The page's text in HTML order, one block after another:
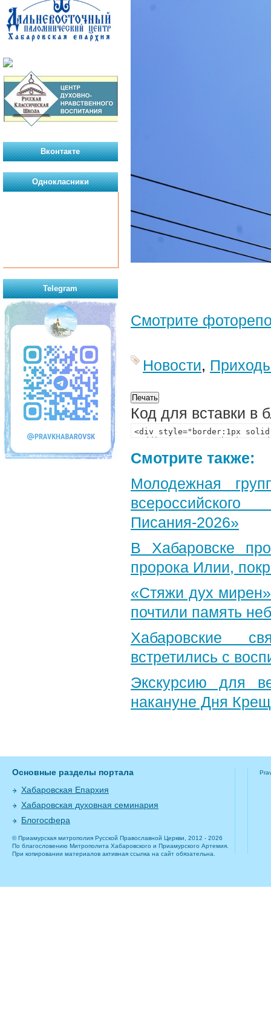
Смотрите
Новости,
Код для вставки в
Смотрите также:
Молодежная
Писания-2026»
В Хабаровске
пророка Илии,
«Стяжи дух
почтили память
Хабаровские
встретились с
Экскурсию для
накануне Дня
Вконтакте
Однокласники
Telegram
Основные разделы портала
Хабаровская Епархия
Хабаровская духовная семинария
Блогосфера
© Приамурская митрополия Русской Православной Церкви, 2012 - 2026
По благословению Митрополита Хабаровского и Приамурского Артемия.
При копировании материалов активная ссылка на сайт обязательна.